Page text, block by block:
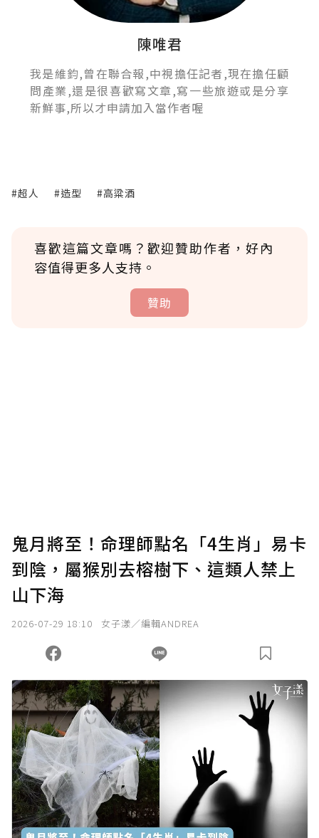
陳唯君
我是維鈞,曾在聯合報,中視擔任記者,現在擔任顧
問產業,還是很喜歡寫文章,寫一些旅遊或是分享
新鮮事,所以才申請加入當作者喔
#超人 #造型 #高粱酒
喜歡這篇文章嗎？歡迎贊助作者，好內
容值得更多人支持。
贊助
確認送出
您當前剩餘 U 利點數：0點；前往 購買點數
鬼月將至！命理師點名「4生肖」易卡
到陰，屬猴別去榕樹下、這類人禁上
山下海
2026-07-29 18:10 女子漾／編輯ANDREA